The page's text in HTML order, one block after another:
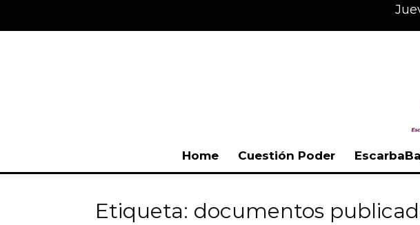
Home Cuestión Poder
Etiqueta: documentos